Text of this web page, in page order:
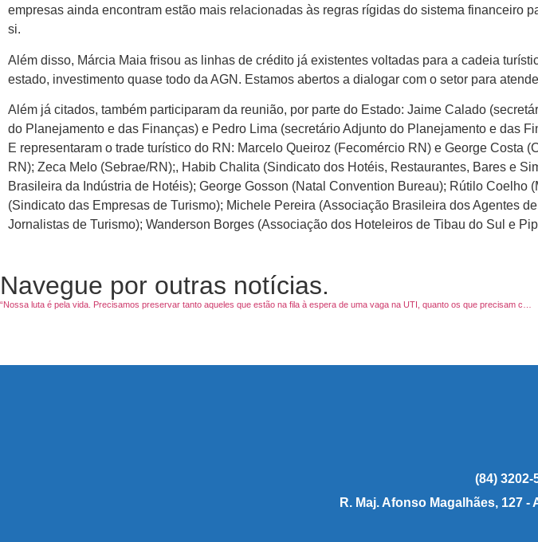
empresas ainda encontram estão mais relacionadas às regras rígidas do sistema financeiro
si.
Além disso, Márcia Maia frisou as linhas de crédito já existentes voltadas para a cadeia
estado, investimento quase todo da AGN. Estamos abertos a dialogar com o setor para
Além já citados, também participaram da reunião, por parte do Estado: Jaime Calado
do Planejamento e das Finanças) e Pedro Lima (secretário Adjunto do Planejamento e das
E representaram o trade turístico do RN: Marcelo Queiroz (Fecomércio RN) e George Costa
RN); Zeca Melo (Sebrae/RN);, Habib Chalita (Sindicato dos Hotéis, Restaurantes, Bares e
Brasileira da Indústria de Hotéis); George Gosson (Natal Convention Bureau); Rútilo Coelho
(Sindicato das Empresas de Turismo); Michele Pereira (Associação Brasileira dos Agentes
Jornalistas de Turismo); Wanderson Borges (Associação dos Hoteleiros de Tibau do Sul e
Navegue por outras notícias.
“Nossa luta é pela vida. Precisamos preservar tanto aqueles que estão na fila à espera de uma vaga na UTI, quanto os que precisam comprar o pão de cada dia.” – Afirma presidente da ABIH-RN sobre crise no setor de turismo
(84) 3202-
R. Maj. Afonso Magalhães, 127 -